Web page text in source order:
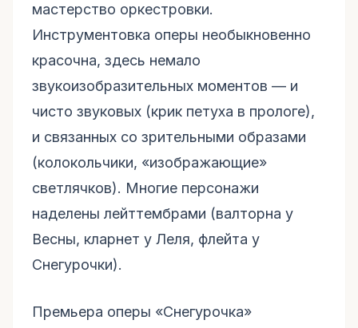
мастерство оркестровки.
Инструментовка оперы необыкновенно
красочна, здесь немало
звукоизобразительных моментов — и
чисто звуковых (крик петуха в прологе),
и связанных со зрительными образами
(колокольчики, «изображающие»
светлячков). Многие персонажи
наделены лейттембрами (валторна у
Весны, кларнет у Леля, флейта у
Снегурочки).
Премьера оперы «Снегурочка»